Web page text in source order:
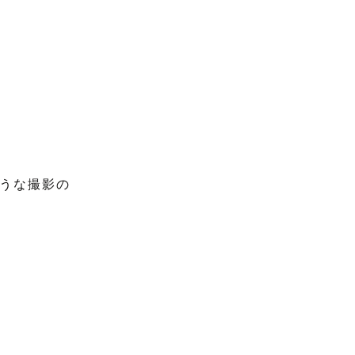
な撮影の